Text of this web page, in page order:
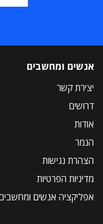
אנשים ומחשבים
יצירת קשר
דרושים
אודות
הנמר
הצהרת נגישות
מדיניות הפרטיות
אפליקציה אנשים